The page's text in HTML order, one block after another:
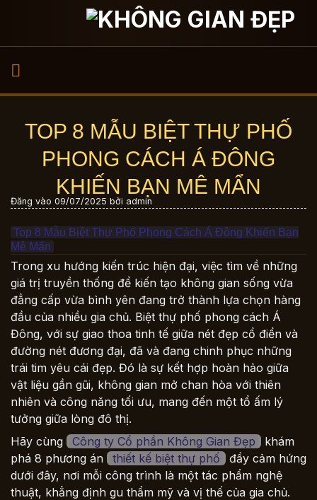
TOP 8 MẪU BIỆT THỰ PHỐ
PHONG CÁCH Á ĐÔNG
KHIẾN BẠN MÊ MẨN
Đăng vào 09/07/2025 bởi admin
Top 8 Mẫu Biệt Thự Phố Phong Cách Á Đông Khiến Bạn
Mê Mẩn
Trong xu hướng kiến trúc hiện đại, việc tìm về những
giá trị truyền thống để kiến tạo không gian sống vừa
đẳng cấp vừa bình yên đang trở thành lựa chọn hàng
đầu của nhiều gia chủ. Biệt thự phố phong cách Á
Đông, với sự giao thoa tinh tế giữa nét đẹp cổ điển và
đường nét đương đại, đã và đang chinh phục những
trái tim yêu cái đẹp. Đó là sự kết hợp hoàn hảo giữa
vật liệu gần gũi, không gian mở chan hòa với thiên
nhiên và công năng tối ưu, mang đến một tổ ấm lý
tưởng giữa lòng đô thị.
Hãy cùng
Công ty Cổ phần Không Gian Đẹp
khám
phá 8 phương án
thiết kế biệt thự phố
đầy cảm hứng
dưới đây, nơi mỗi công trình là một tác phẩm nghệ
thuật, khẳng định gu thẩm mỹ và vị thế của gia chủ.